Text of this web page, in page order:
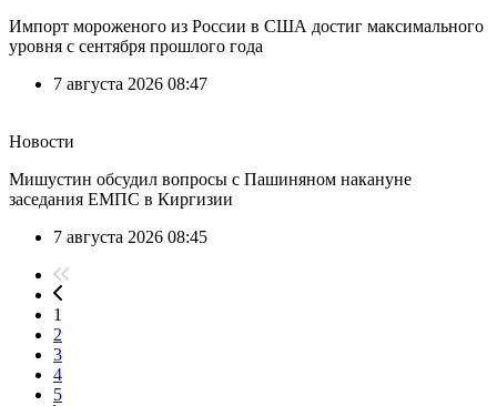
Импорт мороженого из России в США достиг максимального
уровня с сентября прошлого года
7 августа 2026 08:47
Новости
Мишустин обсудил вопросы с Пашиняном накануне
заседания ЕМПС в Киргизии
7 августа 2026 08:45
1
2
3
4
5